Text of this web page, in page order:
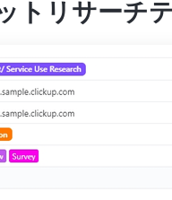
トリサーチ